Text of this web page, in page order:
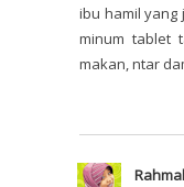
ibu hamil yang
minum tablet
makan, ntar